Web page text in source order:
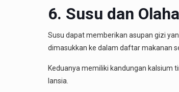
6. Susu dan
Susu dapat memberikan asupan gizi
dimasukkan ke dalam daftar makanan
Keduanya memiliki kandungan kalsium
lansia.